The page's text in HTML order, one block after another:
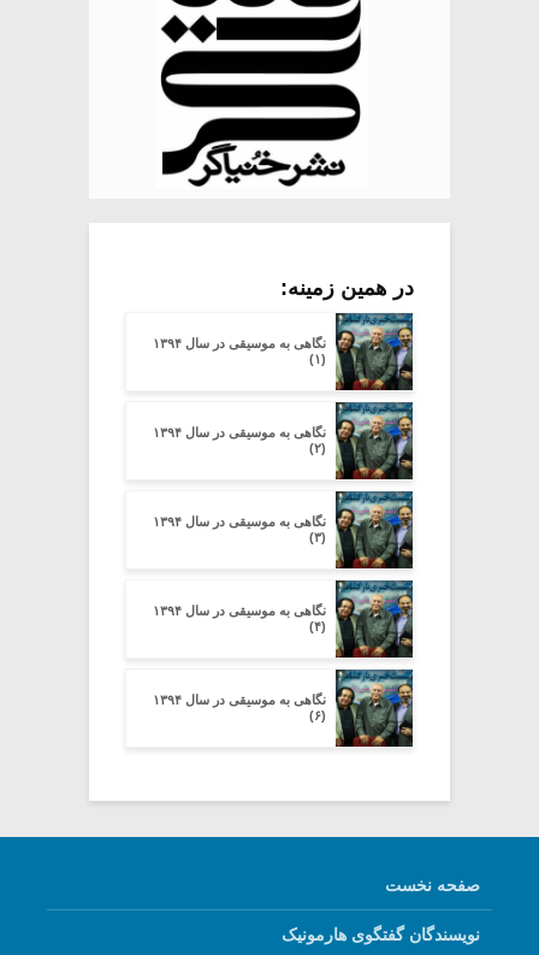
در همین زمینه:
نگاهی به موسیقی در سال ۱۳۹۴
(۱)
نگاهی به موسیقی در سال ۱۳۹۴
(۲)
نگاهی به موسیقی در سال ۱۳۹۴
(۳)
نگاهی به موسیقی در سال ۱۳۹۴
(۴)
نگاهی به موسیقی در سال ۱۳۹۴
(۶)
صفحه نخست
نویسندگان گفتگوی هارمونیک